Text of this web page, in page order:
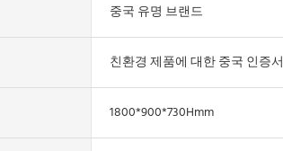
중국 유명 브랜드
친환경 제품에 대한 중국 인증서
1800*900*730Hmm